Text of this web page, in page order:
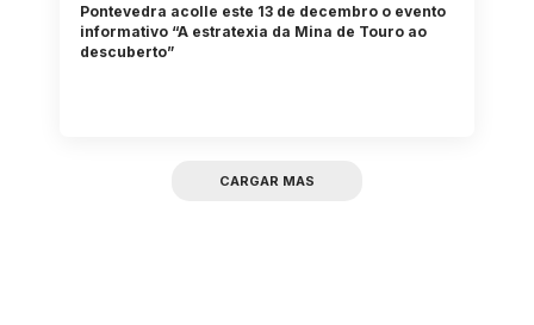
Pontevedra acolle este 13 de decembro o evento
informativo “A estratexia da Mina de Touro ao
descuberto”
CARGAR MAS